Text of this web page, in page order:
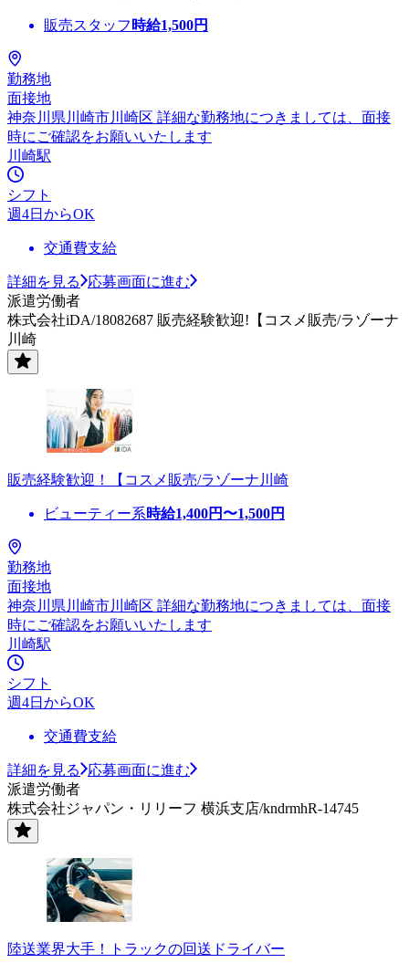
販売スタッフ 時給1,500円
勤務地
面接地
神奈川県川崎市川崎区 詳細な勤務地につきましては、面接
時にご確認をお願いいたします
川崎駅
シフト
週4日からOK
交通費支給
詳細を見る
応募画面に進む
派遣労働者
株式会社iDA/18082687 販売経験歓迎!【コスメ販売/ラゾーナ
川崎
販売経験歓迎！【コスメ販売/ラゾーナ川崎
ビューティー系時給1,400円〜1,500円
勤務地
面接地
神奈川県川崎市川崎区 詳細な勤務地につきましては、面接
時にご確認をお願いいたします
川崎駅
シフト
週4日からOK
交通費支給
詳細を見る
応募画面に進む
派遣労働者
株式会社ジャパン・リリーフ 横浜支店/kndrmhR-14745
陸送業界大手！トラックの回送ドライバー